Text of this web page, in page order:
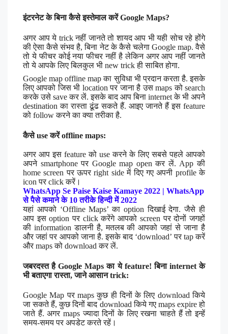
इंटरनेट के बिना कैसे इस्तेमाल करें Google Maps?
अगर आप ये trick नहीं जानते तो शायद आप भी यही सोच रहे होंगे
की ऐसा कैसे संभव है, बिना नेट के कैसे चलेगा Google map. वैसे
तो ये फीचर कोई नया फीचर नहीं है लेकिन अगर आप नहीं जानते
तो ये आपके लिए बिलकुल भी new trick ही साबित होगा.
Google map offline map का सुविधा भी प्रदान करता है. इसके
लिए आपको जिस भी location पर जाना है उस maps को search
करके उसे save कर लें. इसके बाद आप बिना internet के भी अपने
destination का रास्ता ढूंढ सकते हैं. आइए जानते हैं इस feature
को follow करने का क्या तरीका है.
कैसे use करें offline maps:
अगर आप इस feature को use करने के लिए सबसे पहले आपको
अपने smartphone पर Google map open कर लें. App की
home screen पर ऊपर right side में दिए गए अपनी profile के
icon पर click करें।
WhatsApp Se Paise Kaise Kamaye 2022 | WhatsApp
से पैसे कमाने के 10 तरीके हिन्दी में 2022
यहां आपको ‘Offline Maps’ का option दिखाई देगा. जैसे ही
आप इस option पर click करेंगे आपको screen पर दोनों जगहों
की information डालनी है, मतलब की आपको जहां से जाना है
और जहां पर आपको जाना है. इसके बाद ‘download’ पर tap करें
और maps को download कर लें.
जबरदस्त है Google Maps का ये feature! बिना internet के
भी बताएगा रास्ता, जाने आसान trick:
Google Map पर maps कुछ ही दिनों के लिए download किये
जा सकते हैं, कुछ दिनों बाद download किये गए maps expire हो
जाते हैं. अगर maps ज्यादा दिनों के लिए रखना चाहते हैं तो इन्हें
समय-समय पर अपडेट करते रहें।